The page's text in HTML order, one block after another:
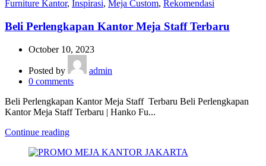
Furniture Kantor, Inspirasi, Meja Custom, Rekomendasi
Beli Perlengkapan Kantor Meja Staff Terbaru
October 10, 2023
Posted by
admin
0 comments
Beli Perlengkapan Kantor Meja Staff Terbaru Beli Perlengkapan
Kantor Meja Staff Terbaru | Hanko Fu...
Continue reading